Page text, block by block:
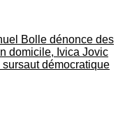
Bolle dénonce des
domicile, Ivica Jovic
démocratique